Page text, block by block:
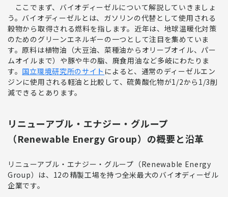
ここでまず、バイオディーゼルについて解説していきましょ
う。 バイオディーゼルとは、ガソリンの代替として使用される
穀物から取得される燃料を指します。近年は、 地球温暖化対策
のためのグリーンエネルギーの一つ として注目を集めていま
す。原料は植物油（大豆油、菜種油からオリーブオイル、パー
ムオイルまで）や豚や牛の脂、廃食用油など多岐にわたりま
す。 国立環境研究所のサイト によると、通常のディーゼルエン
ジンに使用される軽油と比較して、硫黄酸化物が1/2から1/3削
減できる とあります。
リニューアブル・エナジー・グループ
（Renewable Energy Group）の概要と沿革
リニューアブル・エナジー・グループ（Renewable Energy
Group） は、12の精製工場を持つ全米最大のバイオディーゼル
企業です。